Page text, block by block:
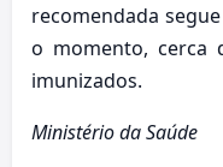
recomendada
o momento, cerca
imunizados.
Ministério da Saúde